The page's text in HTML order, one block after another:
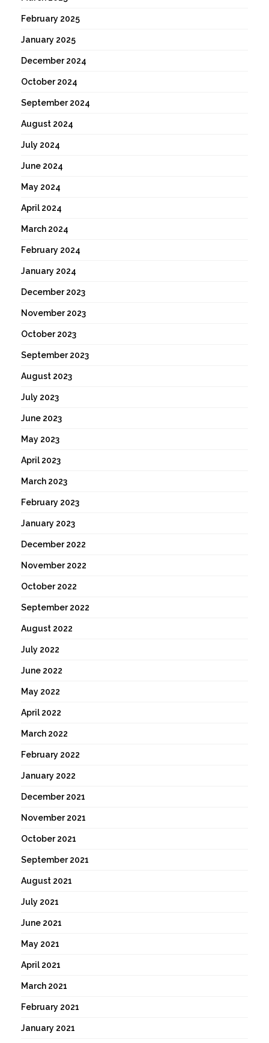
February 2025
January 2025
December 2024
October 2024
September 2024
August 2024
July 2024
June 2024
May 2024
April 2024
March 2024
February 2024
January 2024
December 2023
November 2023
October 2023
September 2023
August 2023
July 2023
June 2023
May 2023
April 2023
March 2023
February 2023
January 2023
December 2022
November 2022
October 2022
September 2022
August 2022
July 2022
June 2022
May 2022
April 2022
March 2022
February 2022
January 2022
December 2021
November 2021
October 2021
September 2021
August 2021
July 2021
June 2021
May 2021
April 2021
March 2021
February 2021
January 2021